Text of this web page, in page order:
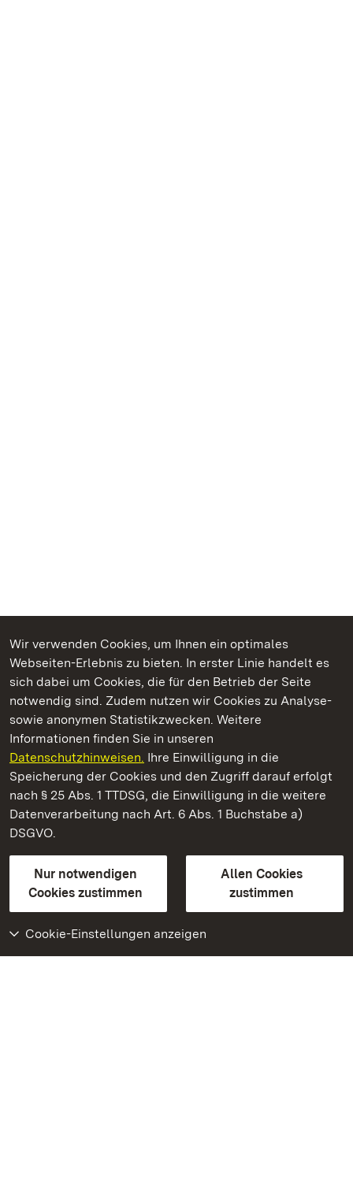
Wir verwenden Cookies, um Ihnen ein optimales
Webseiten-Erlebnis zu bieten. In erster Linie handelt es
sich dabei um Cookies, die für den Betrieb der Seite
notwendig sind. Zudem nutzen wir Cookies zu Analyse-
sowie anonymen Statistikzwecken. Weitere
Informationen finden Sie in unseren
Datenschutzhinweisen. Ihre Einwilligung in die
Speicherung der Cookies und den Zugriff darauf erfolgt
nach § 25 Abs. 1 TTDSG, die Einwilligung in die weitere
Datenverarbeitung nach Art. 6 Abs. 1 Buchstabe a)
DSGVO.
Nur notwendigen
Cookies zustimmen
Allen Cookies
zustimmen
Cookie-Einstellungen anzeigen
Kommen. Staunen. Genießen.
Staatliche Schlösser und Gärten Baden‑Württemberg
Staatliche Schlösser und Gärten Baden-Württemberg
Kontakt
GebärdenspracheLeichte Sprache
Erklärung zur Barrierefreiheit
BITV-konform (geprüfte Seiten)
Weiteres